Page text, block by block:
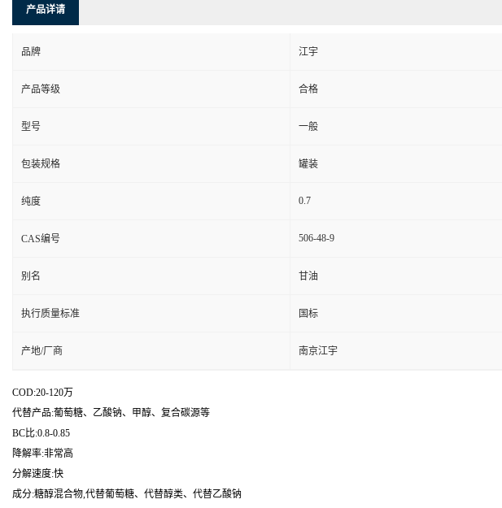
产品详请
品牌 江宇
产品等级 合格
型号 一般
包装规格 罐装
纯度 0.7
CAS编号 506-48-9
别名 甘油
执行质量标准 国标
产地/厂商 南京江宇
COD:20-120万
代替产品:葡萄糖、乙酸钠、甲醇、复合碳源等
BC比:0.8-0.85
降解率:非常高
分解速度:快
成分:糖醇混合物,代替葡萄糖、代替醇类、代替乙酸钠